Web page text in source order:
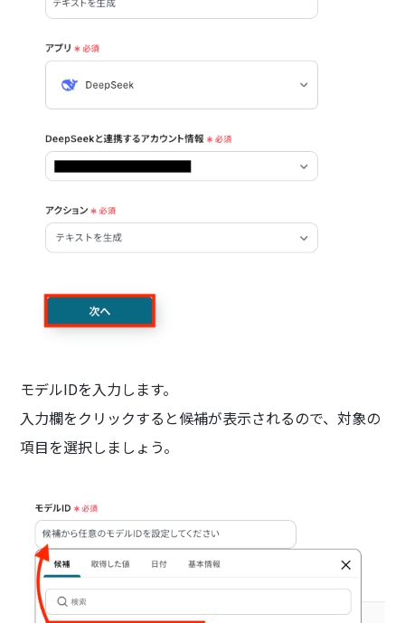
モデルIDを入力します。
入力欄をクリックすると候補が表示されるので、対象の
項目を選択しましょう。